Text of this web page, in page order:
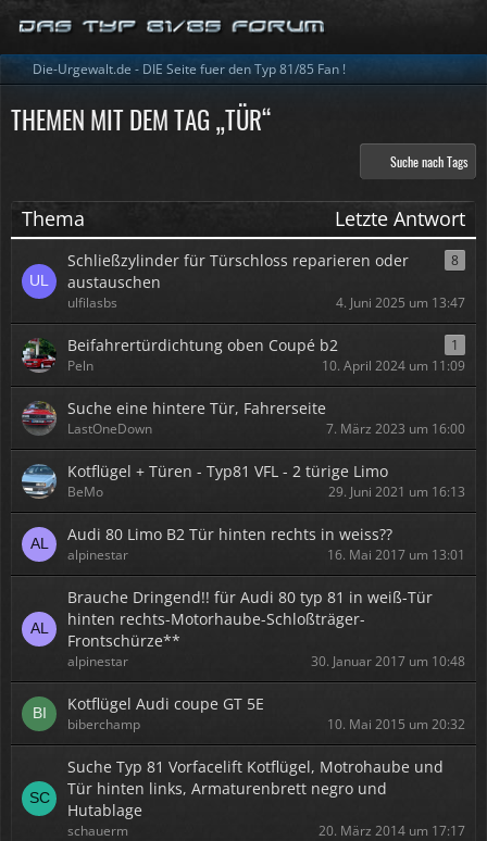
Die-Urgewalt.de - DIE Seite fuer den Typ 81/85 Fan !
THEMEN MIT DEM TAG „TÜR“
Suche nach Tags
Thema Letzte Antwort
Schließzylinder für Türschloss reparieren oder
austauschen
8
ulfilasbs 4. Juni 2025 um 13:47
Beifahrertürdichtung oben Coupé b2
1
Peln
10. April 2024 um 11:09
Suche eine hintere Tür, Fahrerseite
LastOneDown 7. März 2023 um 16:00
Kotflügel + Türen - Typ81 VFL - 2 türige Limo
BeMo 29. Juni 2021 um 16:13
Audi 80 Limo B2 Tür hinten rechts in weiss??
alpinestar 16. Mai 2017 um 13:01
Brauche Dringend!! für Audi 80 typ 81 in weiß-Tür
hinten rechts-Motorhaube-Schloßträger-
Frontschürze**
alpinestar 30. Januar 2017 um 10:48
Kotflügel Audi coupe GT 5E
biberchamp 10. Mai 2015 um 20:32
Suche Typ 81 Vorfacelift Kotflügel, Motrohaube und
Tür hinten links, Armaturenbrett negro und
Hutablage
schauerm 20. März 2014 um 17:17